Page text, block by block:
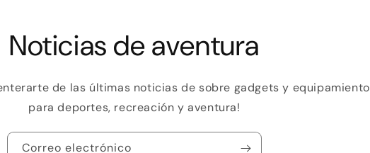
Noticias de aventura
de las últimas noticias de sobre gadgets y equipamiento
para deportes, recreación y aventura!
Correo electrónico